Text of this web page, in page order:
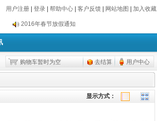
用户注册 登录 帮助中心 客户反馈 网站地图 加入收藏
2016年春节放假通知
购物车暂时为空 去结算 用户中心
显示方式：